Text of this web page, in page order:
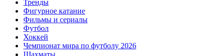
Тренды
Фигурное катание
Фильмы и сериалы
Футбол
Хоккей
Чемпионат мира по футболу 2026
Шахматы